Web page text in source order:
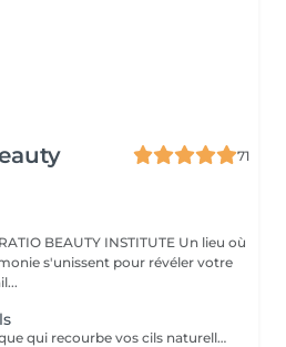
71
Un lieu où
s'unissent pour révéler votre
phil...
Le Lash Lift est une technique qui recourbe vos cils naturellement, en les liftant dès la racine pour un regard ouvert et lumineux, sans extensions. Associé à la teinture des cils, il remplace parfaitement le mascara pendant plusieurs semaines. Résultat : cils visiblement plus longs, recourbés et intensifiés. Tenue : 6 à 8 semaines selon la pousse naturelle. Idéal pour : un regard naturel, soigné et sans effort au quotidien. Un soin doux, sans entretien, pour sublimer votre regard en toute légèreté.